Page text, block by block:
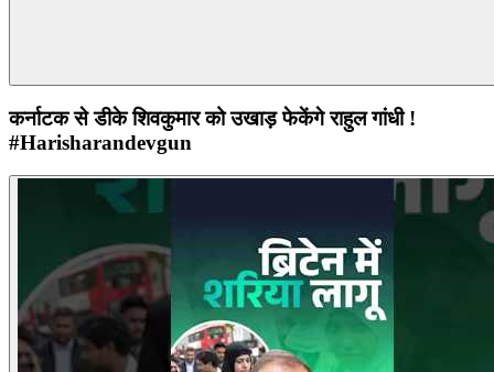
कर्नाटक से डीके शिवकुमार को उखाड़ फेकेंगे राहुल गांधी !
#Harisharandevgun